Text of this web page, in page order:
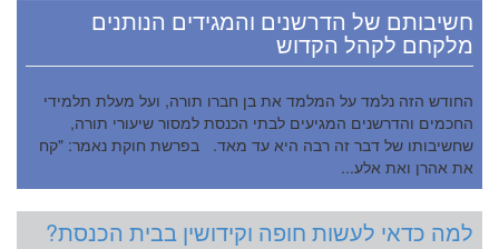
חשיבותם של הדרשנים והמגידים הנותנים
מלקחם לקהל הקדוש
החודש הזה נלמד על המלמד את בן חברו תורה, ועל מעלת תלמידי
החכמים והדרשנים המגיעים לבתי הכנסת למסור שיעורי תורה,
שחשיבותו של דבר זה רבה היא עד מאד. בפרשת חוקת נאמר: "קח
את אהרן ואת אלע...
למה כדאי לעשות חופה וקידושין בבית הכנסת?